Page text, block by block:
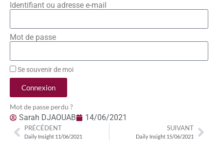
Identifiant ou adresse e-mail
Mot de passe
Se souvenir de moi
Connexion
Mot de passe perdu ?
Sarah DJAOUAB 14/06/2021
PRÉCÉDENT
Daily Insight 11/06/2021
SUIVANT
Daily Insight 15/06/2021